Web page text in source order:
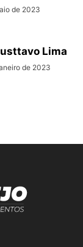
de 2023
Lima
de 2023